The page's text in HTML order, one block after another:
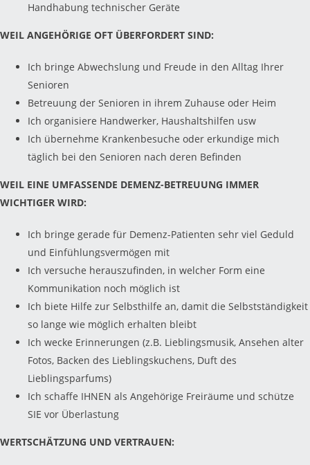
Handhabung technischer Geräte
WEIL ANGEHÖRIGE OFT ÜBERFORDERT SIND:
Ich bringe Abwechslung und Freude in den Alltag Ihrer
Senioren
Betreuung der Senioren in ihrem Zuhause oder Heim
Ich organisiere Handwerker, Haushaltshilfen usw
Ich übernehme Krankenbesuche oder erkundige mich
täglich bei den Senioren nach deren Befinden
WEIL EINE UMFASSENDE DEMENZ-BETREUUNG IMMER
WICHTIGER WIRD:
Ich bringe gerade für Demenz-Patienten sehr viel Geduld
und Einfühlungsvermögen mit
Ich versuche herauszufinden, in welcher Form eine
Kommunikation noch möglich ist
Ich biete Hilfe zur Selbsthilfe an, damit die Selbstständigkeit
so lange wie möglich erhalten bleibt
Ich wecke Erinnerungen (z.B. Lieblingsmusik, Ansehen alter
Fotos, Backen des Lieblingskuchens, Duft des
Lieblingsparfums)
Ich schaffe IHNEN als Angehörige Freiräume und schütze
SIE vor Überlastung
WERTSCHÄTZUNG UND VERTRAUEN: